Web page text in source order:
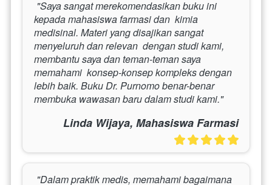
kepada mahasiswa farmasi dan  kimia
medisinal. Materi yang disajikan sangat
menyeluruh dan relevan  dengan studi kami,
membantu saya dan teman-teman saya
memahami  konsep-konsep kompleks dengan
lebih baik. Buku Dr. Purnomo benar-benar
membuka wawasan baru dalam studi kami."
Linda Wijaya, Mahasiswa Farmasi